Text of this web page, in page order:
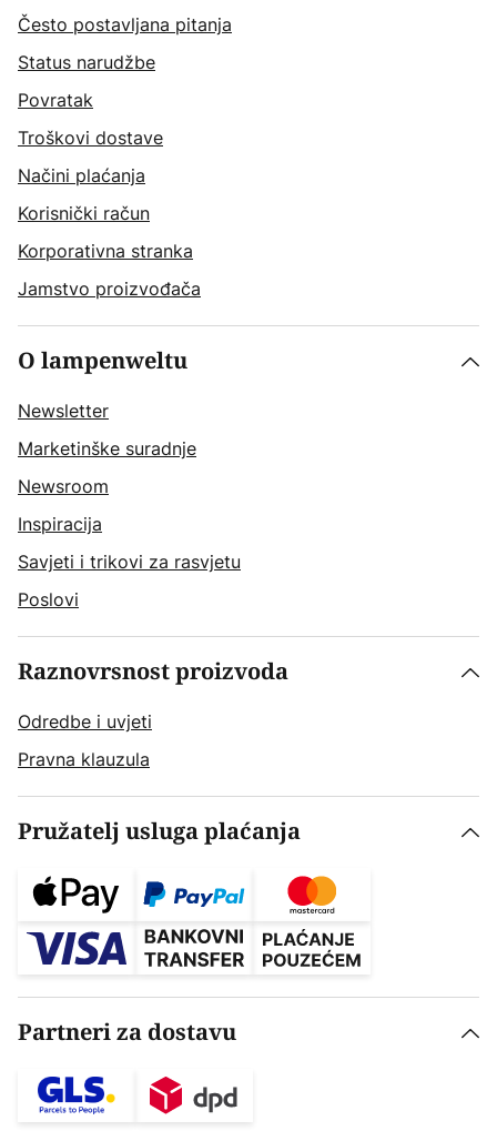
Često postavljana pitanja
Status narudžbe
Povratak
Troškovi dostave
Načini plaćanja
Korisnički račun
Korporativna stranka
Jamstvo proizvođača
O lampenweltu
Newsletter
Marketinške suradnje
Newsroom
Inspiracija
Savjeti i trikovi za rasvjetu
Poslovi
Raznovrsnost proizvoda
Odredbe i uvjeti
Pravna klauzula
Pružatelj usluga plaćanja
Partneri za dostavu